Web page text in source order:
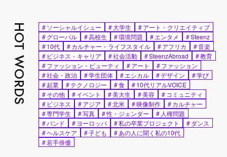
HOT WORDS #ソーシャルイシュー #大学生 #アート・クリエイティブ
#グローバル #高校生 #環境問題 #エンタメ #Steenz
#10代 #カルチャー・ライフスタイル #アフリカ #音楽
# ビジネス・キャリア #社会活動 #SteenzAbroad #教育
#ファッション・ビューティ #アート #ファッション
#社会・政治 #学生団体 #エシカル #デザイン #学び
#起業 #テクノロジー #食 #10代リアルVOICE
#その他 #イベント #美大生 #美容 # コミュニティ
# ビジネス #アジア #北米 #映像制作 #カルチャー
#専門学生 #写真 #性・ジェンダー # 人権問題
#バンド #ヨーロッパ #私の卒業プロジェクト #ダンス
#ヘルスケア #子ども #あの人に聞く私の10代
#若手俳優